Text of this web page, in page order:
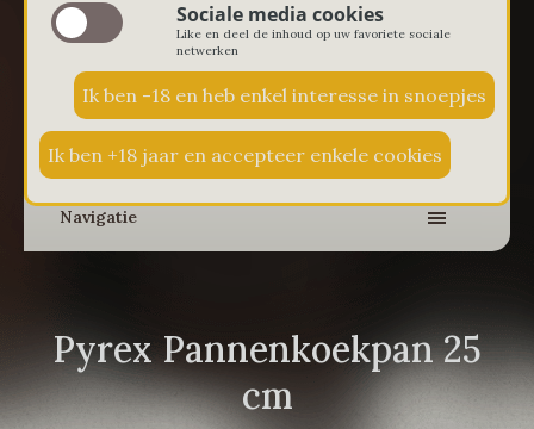
0 € 0,00
Navigatie
Pyrex Pannenkoekpan 25
cm
Sociale media cookies
Like en deel de inhoud op uw favoriete sociale
netwerken